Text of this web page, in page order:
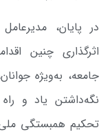
در پایان،
اثرگذاری چنین
جامعه، به‌ویژه
نگه‌داشتن یاد و
تحکیم همبستگی